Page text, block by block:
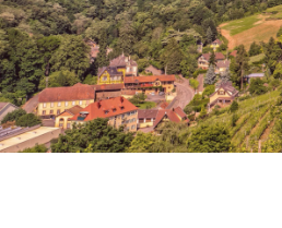
Recherche